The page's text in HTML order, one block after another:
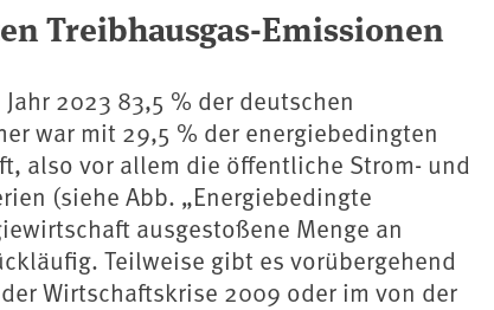
Treibhausgas-Emissionen
2023 83,5 % der deutschen
war mit 29,5 % der energiebedingten
also vor allem die öffentliche Strom- und
(siehe Abb. „Energiebedingte
ausgestoßene Menge an
Teilweise gibt es vorübergehend
Wirtschaftskrise 2009 oder im von der